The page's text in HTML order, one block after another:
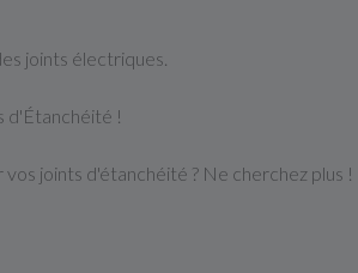
joints électriques.
d'Étanchéité !
joints d'étanchéité ? Ne cherchez plus